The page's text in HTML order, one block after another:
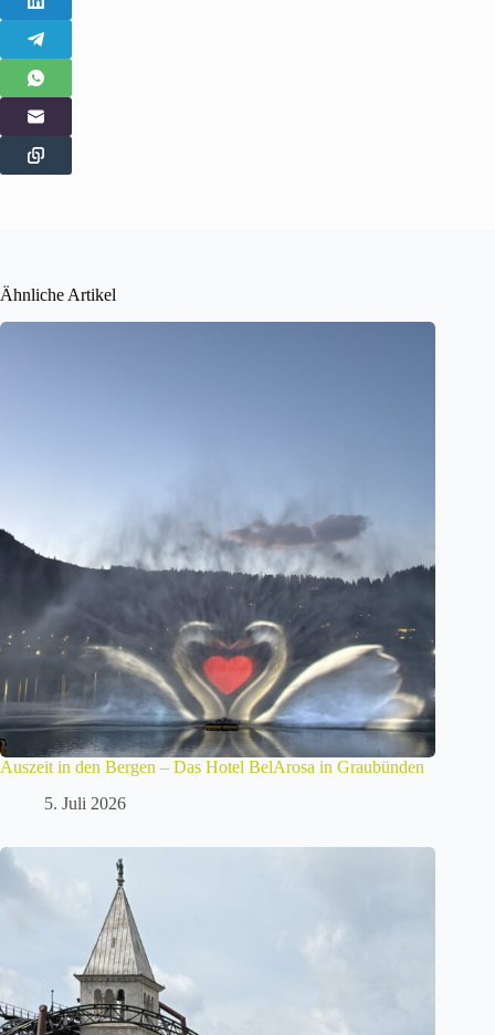
Ähnliche Artikel
Auszeit in den Bergen – Das Hotel BelArosa in Graubünden
5. Juli 2026